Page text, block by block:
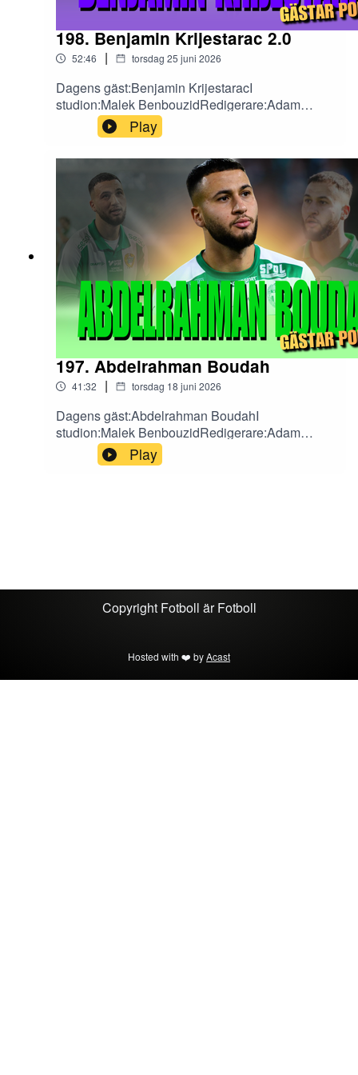
198. Benjamin Krijestarac 2.0
52:46 | torsdag 25 juni 2026
Dagens gäst:Benjamin KrijestaracI
studion:Malek BenbouzidRedigerare:Adam
ValkeinenFölj oss på sociala medier!X: Fotboll är
FotbollInstagram: fotbollarfotbollTikTok:
fotbollarfotboll
Play
197. Abdelrahman Boudah
41:32 | torsdag 18 juni 2026
Dagens gäst:Abdelrahman BoudahI
studion:Malek BenbouzidRedigerare:Adam
ValkeinenFölj oss på sociala medier!X: Fotboll är
FotbollInstagram: fotbollarfotbollTikTok:
Play
Copyright Fotboll är Fotboll
Hosted with ❤️ byAcast